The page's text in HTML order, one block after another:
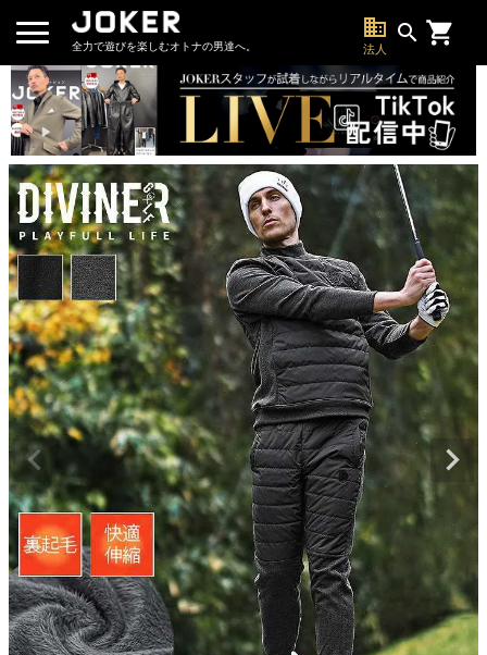
全力で遊びを楽しむオトナの男達へ。
business
法人
search